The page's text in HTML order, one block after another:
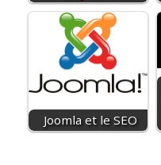
Joomla et le SEO